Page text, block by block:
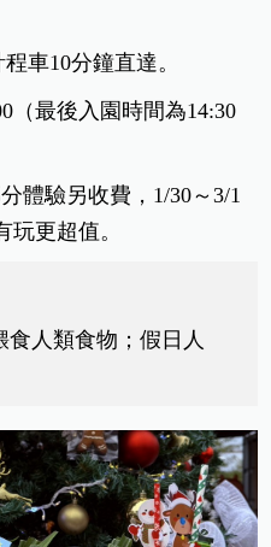
車10分鐘直達。
（最後入園時間為14:30
體驗另收費，1/30～3/1
玩更超值。
人類食物；假日人